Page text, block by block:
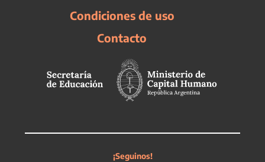
Condiciones de uso
Contacto
¡Seguinos!